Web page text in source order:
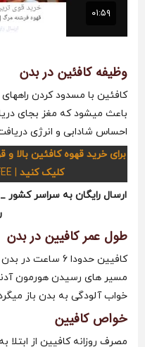
وظیفه کافئین در بدن
کافئین با مسدود کردن راههای
باعث میشود که مغز بجای
احساس شادابی و انرژی
برای خرید قهوه کافئین بالا و
کلیک کنید | DEATH ANGEL COFFEE
ارسال رایگان به سراسر
طول عمر کافیین در بدن
مسیر های رسیدن هورمون
خواب آلودگی به بدن باز
خواص کافیین